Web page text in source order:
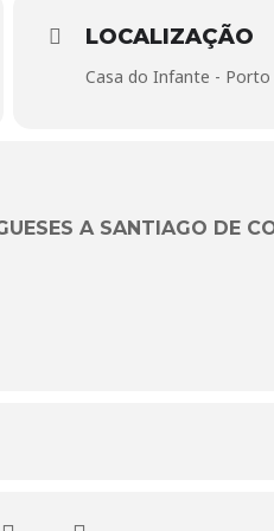
LOCALIZAÇÃO
Casa do Infante - Porto
A SANTIAGO DE